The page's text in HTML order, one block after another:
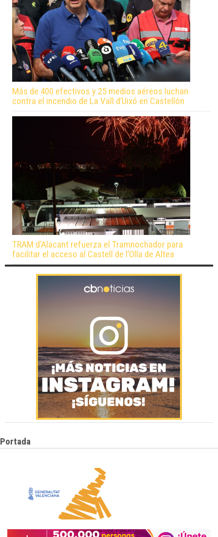
Más de 400 efectivos y 25 medios aéreos luchan
contra el incendio de La Vall d’Uixó en Castellón
TRAM d’Alacant refuerza el Tramnochador para
facilitar el acceso al Castell de l’Olla de Altea
Portada